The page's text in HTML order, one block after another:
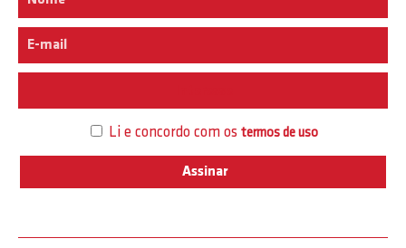
Li e concordo com os termos de uso